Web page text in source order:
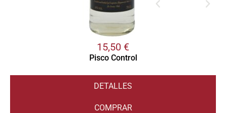
15,50 €
Pisco Control
DETALLES
COMPRAR